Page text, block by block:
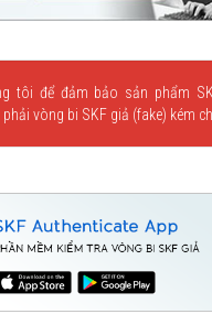
tôi để đảm bảo sản phẩm
vòng bi SKF giả (fake) kém